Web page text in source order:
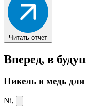
Читать отчет
Вперед, в
Никель и медь для
Ni,